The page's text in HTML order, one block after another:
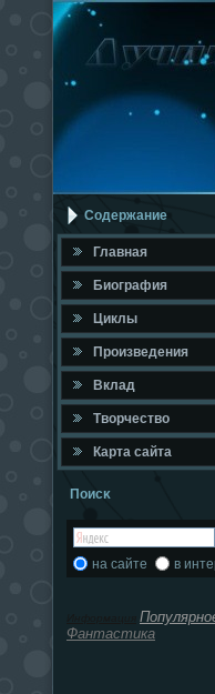
Содержание
Главная
Биография
Циклы
Произведения
Вклад
Твοрчествο
Карта сайта
Поисκ
на сайте в
Фантастика